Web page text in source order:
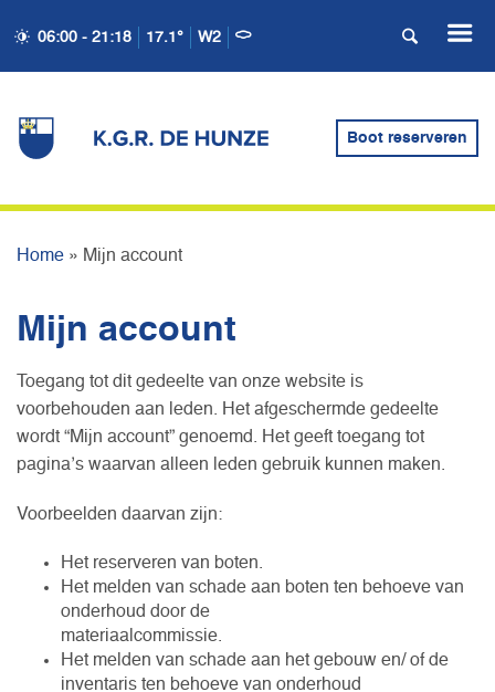
06:00 - 21:18 17.1° W2
Boot reserveren
Home » Mijn account
Mijn account
Toegang tot dit gedeelte van onze website is
voorbehouden aan leden. Het afgeschermde gedeelte
wordt “Mijn account” genoemd. Het geeft toegang tot
pagina’s waarvan alleen leden gebruik kunnen maken.
Voorbeelden daarvan zijn:
Het reserveren van boten.
Het melden van schade aan boten ten behoeve van
onderhoud door de
materiaalcommissie.
Het melden van schade aan het gebouw en/ of de
inventaris ten behoeve van onderhoud